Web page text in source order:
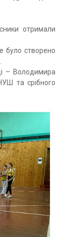
отримали
було створено
– Володимира
та срібного